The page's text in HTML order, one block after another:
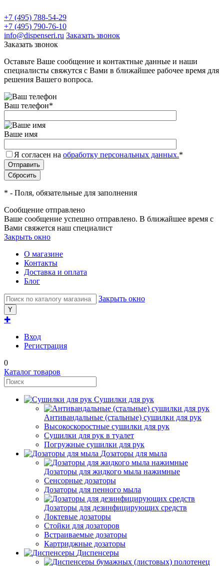
+7 (495) 788-54-29
+7 (495) 790-76-10
info@dispenseri.ru Заказать звонок
Заказать звонок
Оставьте Ваше сообщение и контактные данные и наши
специалисты свяжутся с Вами в ближайшее рабочее время для
решения Вашего вопроса.
Ваш телефон*
Ваше имя
Я согласен на обработку персональных данных.*
* - Поля, обязательные для заполнения
Сообщение отправлено
Ваше сообщение успешно отправлено. В ближайшее время с
Вами свяжется наш специалист
Закрыть окно
О магазине
Контакты
Доставка и оплата
Блог
Закрыть окно
✚
Вход
Регистрация
0
Каталог товаров
Сушилки для рук
Антивандальные (стальные) сушилки для рук
Высокоскоростные сушилки для рук
Сушилки для рук в туалет
Погружные сушилки для рук
Дозаторы для мыла
Дозаторы для жидкого мыла нажимные
Сенсорные дозаторы
Дозаторы для пенного мыла
Дозаторы для дезинфицирующих средств
Локтевые дозаторы
Стойки для дозаторов
Встраиваемые дозаторы
Картриджные дозаторы
Диспенсеры